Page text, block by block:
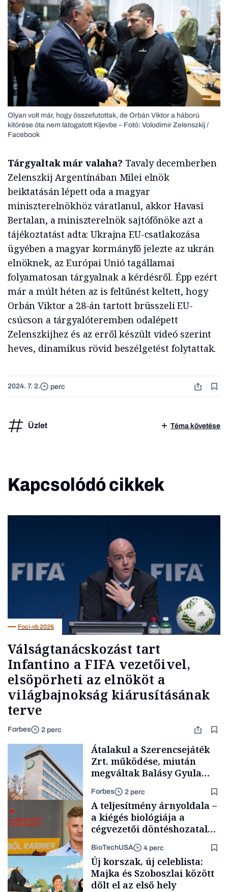
Olyan volt már, hogy összefutottak, de Orbán Viktor a háború
kitörése óta nem látogatott Kijevbe – Fotó: Volodimir Zelenszkij /
Facebook
Tárgyaltak már valaha? Tavaly decemberben
Zelenszkij Argentínában Milei elnök
beiktatásán lépett oda a magyar
miniszterelnökhöz váratlanul, akkor Havasi
Bertalan, a miniszterelnök sajtófőnöke azt a
tájékoztatást adta: Ukrajna EU-csatlakozása
ügyében a magyar kormányfő jelezte az ukrán
elnöknek, az Európai Unió tagállamai
folyamatosan tárgyalnak a kérdésről. Épp ezért
már a múlt héten az is feltűnést keltett, hogy
Orbán Viktor a 28-án tartott brüsszeli EU-
csúcson a tárgyalóteremben odalépett
Zelenszkijhez és az erről készült videó szerint
heves, dinamikus rövid beszélgetést folytattak.
2024. 7. 2. perc
Üzlet Téma követése
Kapcsolódó cikkek
Foci-vb 2026
Válságtanácskozást tart
Infantino a FIFA vezetőivel,
elsöpörheti az elnököt a
világbajnokság kiárusításának
terve
Forbes 2 perc
Társadalom
Átalakul a Szerencsejáték
Zrt. működése, miután
megváltak Balásy Gyula
cégétől
Forbes 2 perc
A teljesítmény árnyoldala –
a kiégés biológiája a
cégvezetői döntéshozatal
BioTechUSA 4 perc
Új korszak, új celeblista:
Majka és Szoboszlai között
dőlt el az első hely